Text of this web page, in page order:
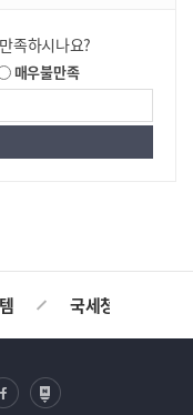
족하시나요?
매우불만족
국세청